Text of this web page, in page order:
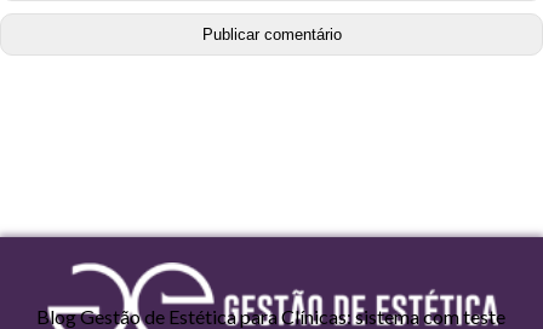
Blog Gestão de Estética para Clínicas: sistema com teste